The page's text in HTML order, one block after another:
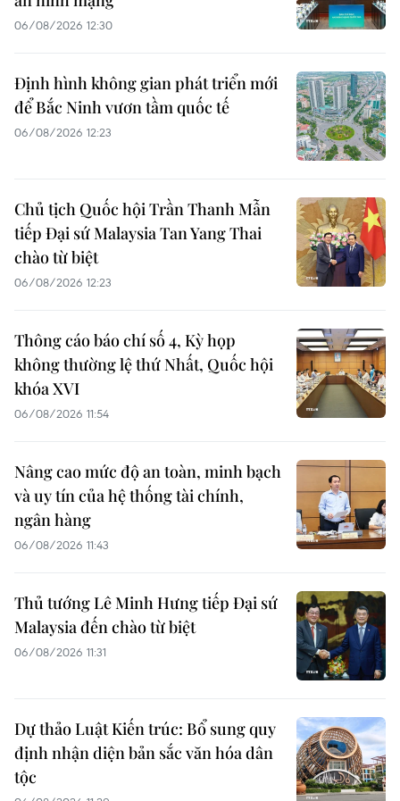
06/08/2026 12:30
Định hình không gian phát triển mới
để Bắc Ninh vươn tầm quốc tế
06/08/2026 12:23
Chủ tịch Quốc hội Trần Thanh Mẫn
tiếp Đại sứ Malaysia Tan Yang Thai
chào từ biệt
06/08/2026 12:23
Thông cáo báo chí số 4, Kỳ họp
không thường lệ thứ Nhất, Quốc hội
khóa XVI
06/08/2026 11:54
Nâng cao mức độ an toàn, minh bạch
và uy tín của hệ thống tài chính,
ngân hàng
06/08/2026 11:43
Thủ tướng Lê Minh Hưng tiếp Đại sứ
Malaysia đến chào từ biệt
06/08/2026 11:31
Dự thảo Luật Kiến trúc: Bổ sung quy
định nhận diện bản sắc văn hóa dân
tộc